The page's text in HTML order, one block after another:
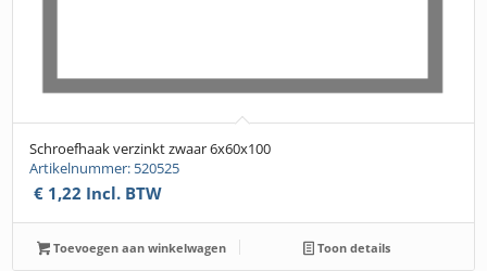
Schroefhaak verzinkt zwaar 6x60x100
Artikelnummer: 520525
€ 1,22 Incl. BTW
Toevoegen aan winkelwagen Toon details